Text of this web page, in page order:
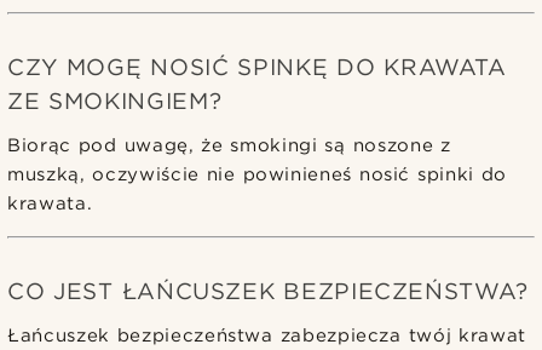
CZY MOGĘ NOSIĆ SPINKĘ DO KRAWATA
ZE SMOKINGIEM?
Biorąc pod uwagę, że smokingi są noszone z
muszką, oczywiście nie powinieneś nosić spinki do
krawata.
CO JEST ŁAŃCUSZEK BEZPIECZEŃSTWA?
Łańcuszek bezpieczeństwa zabezpiecza twój krawat